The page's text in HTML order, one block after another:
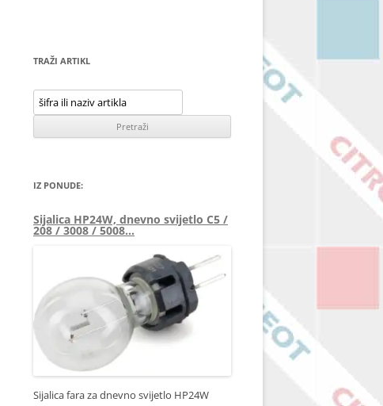
TRAŽI ARTIKL
IZ PONUDE:
Sijalica HP24W, dnevno svijetlo C5 /
208 / 3008 / 5008…
Sijalica fara za dnevno svijetlo HP24W